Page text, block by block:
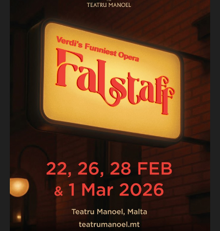
Ford Vittorio Prato
Alice Elisa Balbo
Nannetta Letizia Bertoldi
Quickly Isabel De Paoli
Dr. Caius Stanley Portelli
Bardolfo Harry Nicoll
Pistola Wyn Pencarreg